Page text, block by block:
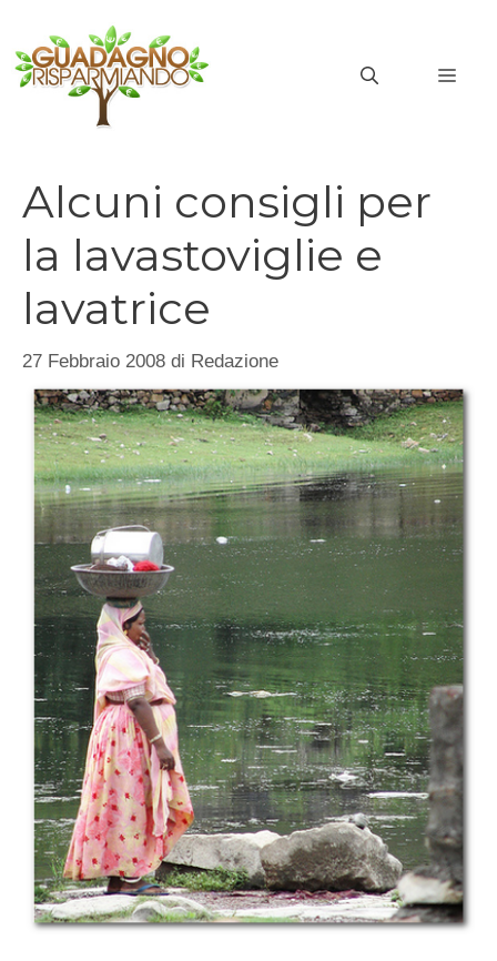
contenuto
Alcuni consigli per
la lavastoviglie e
lavatrice
27 Febbraio 2008 di Redazione